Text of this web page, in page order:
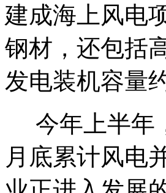
建成海上风电
钢材，还包括
发电装机容量
今年上半年
月底累计风电